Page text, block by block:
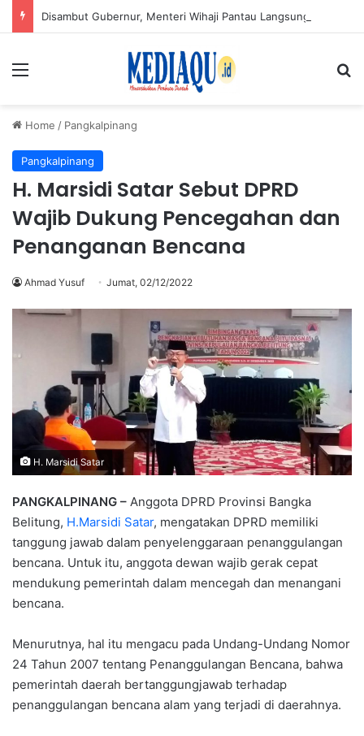
Menu
Home / Pangkalpinang
Pangkalpinang
H. Marsidi Satar Sebut DPRD
Wajib Dukung Pencegahan dan
Penanganan Bencana
Ahmad Yusuf Jumat, 02/12/2022
H. Marsidi Satar
PANGKALPINANG – Anggota DPRD Provinsi Bangka
Belitung, H.Marsidi Satar, mengatakan DPRD memiliki
tanggung jawab dalam penyelenggaraan penanggulangan
bencana. Untuk itu, anggota dewan wajib gerak cepat
mendukung pemerintah dalam mencegah dan menangani
bencana.
Menurutnya, hal itu mengacu pada Undang-Undang Nomor
24 Tahun 2007 tentang Penanggulangan Bencana, bahwa
pemerintah daerah bertanggungjawab terhadap
penanggulangan bencana alam yang terjadi di daerahnya.